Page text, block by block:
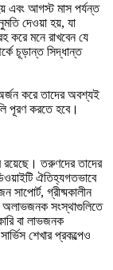
এবং আগস্ট মাস পর্যন্ত
দেওয়া হয়, যা
করে মনে রাখবেন যে
চূড়ান্ত সিদ্ধান্ত
করে তাদের অবশ্যই
পূরণ করতে হবে।
রয়েছে। তরুণদের তাদের
ঐতিহ্যগতভাবে
সাপোর্ট, গ্রীষ্মকালীন
অলাভজনক সংস্থাগুলিতে
বা লাভজনক
শেখার প্রকল্পেও